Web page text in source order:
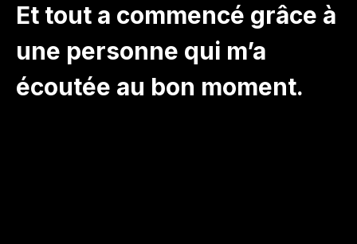
Et tout a commencé grâce à
une personne qui m’a
écoutée au bon moment.